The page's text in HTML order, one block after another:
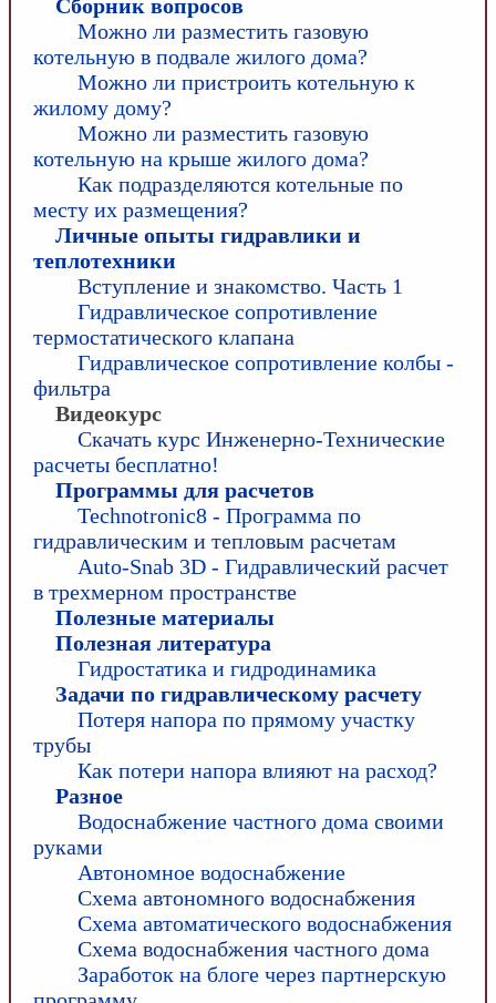
Сборник вопросов
Можно ли разместить газовую
котельную в подвале жилого дома?
Можно ли пристроить котельную к
жилому дому?
Можно ли разместить газовую
котельную на крыше жилого дома?
Как подразделяются котельные по
месту их размещения?
Личные опыты гидравлики и
теплотехники
Вступление и знакомство. Часть 1
Гидравлическое сопротивление
термостатического клапана
Гидравлическое сопротивление колбы -
фильтра
Видеокурс
Скачать курс Инженерно-Технические
расчеты бесплатно!
Программы для расчетов
Technotronic8 - Программа по
гидравлическим и тепловым расчетам
Auto-Snab 3D - Гидравлический расчет
в трехмерном пространстве
Полезные материалы
Полезная литература
Гидростатика и гидродинамика
Задачи по гидравлическому расчету
Потеря напора по прямому участку
трубы
Как потери напора влияют на расход?
Разное
Водоснабжение частного дома своими
руками
Автономное водоснабжение
Схема автономного водоснабжения
Схема автоматического водоснабжения
Схема водоснабжения частного дома
Заработок на блоге через партнерскую